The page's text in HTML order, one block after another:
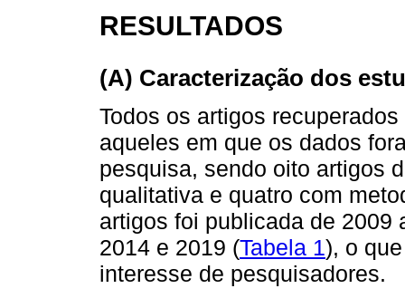
RESULTADOS
(A) Caracterização dos
Todos os artigos
aqueles em que os dados
pesquisa, sendo oito artigos
qualitativa e quatro com
artigos foi publicada de 2009
2014 e 2019 (Tabela 1), o
interesse de pesquisadores.